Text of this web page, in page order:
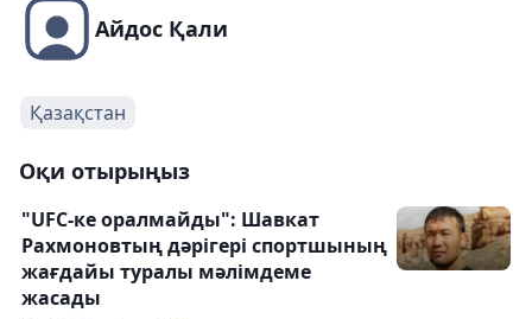
Айдос Қали
Қазақстан
Оқи отырыңыз
"UFC-ке оралмайды": Шавкат
Рахмоновтың дәрігері спортшының
жағдайы туралы мәлімдеме
жасады